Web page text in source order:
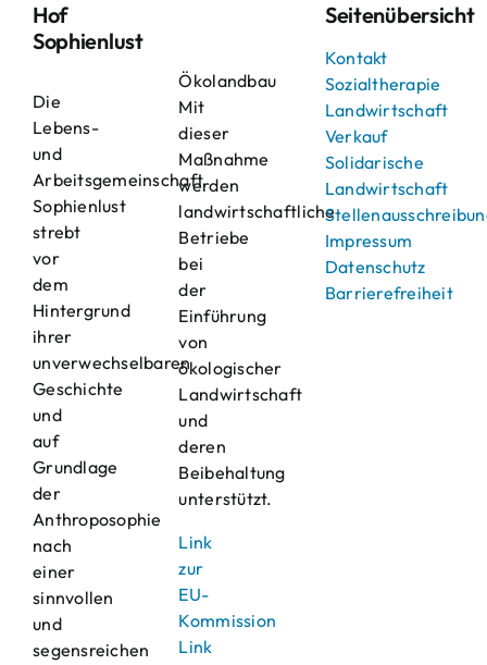
Hof
Sophienlust
Die
Lebens-
und
Arbeitsgemeinschaft
Sophienlust
strebt
vor
dem
Hintergrund
ihrer
unverwechselbaren
Geschichte
und
auf
Grundlage
der
Anthroposophie
nach
einer
sinnvollen
und
segensreichen
Ökolandbau
Mit
dieser
Maßnahme
werden
landwirtschaftliche
Betriebe
bei
der
Einführung
von
ökologischer
Landwirtschaft
und
deren
Beibehaltung
unterstützt.
Link
zur
EU-
Kommission
Link
Seitenübersicht
Kontakt
Sozialtherapie
Landwirtschaft
Verkauf
Solidarische
Landwirtschaft
Impressum
Datenschutz
Barrierefreiheit